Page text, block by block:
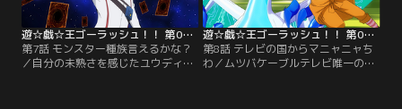
遊☆戯☆王ゴーラッシュ！！ 第07話
第7話 モンスター種族言えるかな？
／自分の未熟さを感じたユウディア
遊☆戯☆王ゴーラッシュ！！ 第08話
第8話 テレビの国からマニャニャち
わ／ムツバケーブルテレビ唯一の人